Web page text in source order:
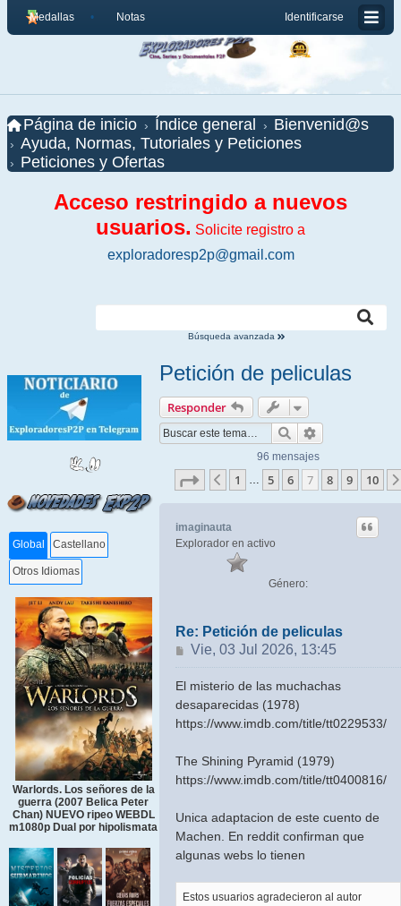
Identificarse
Medallas Notas
Página de inicio Índice general
Bienvenid@s
Ayuda, Normas, Tutoriales y Peticiones
Peticiones y Ofertas
Acceso restringido a nuevos
usuarios. Solicite registro a
exploradoresp2p@gmail.com
Búsqueda avanzada
Global Castellano
Otros Idiomas
Warlords. Los señores de la
guerra (2007 Belica Peter
Chan) NUEVO ripeo WEBDL
m1080p Dual por hipolismata
Petición de peliculas
Responder
Buscar
96 mensajes
Página de 10
Anterior
1 … 5 6 7 8 9 10
imaginauta
Explorador en activo
Género:
Re: Petición de peliculas
Mensaje
Vie, 03 Jul 2026, 13:45
El misterio de las muchachas
desaparecidas (1978)
https://www.imdb.com/title/tt0229533/
The Shining Pyramid (1979)
https://www.imdb.com/title/tt0400816/
Unica adaptacion de este cuento de
Machen. En reddit confirman que
algunas webs lo tienen
Estos usuarios agradecieron al autor